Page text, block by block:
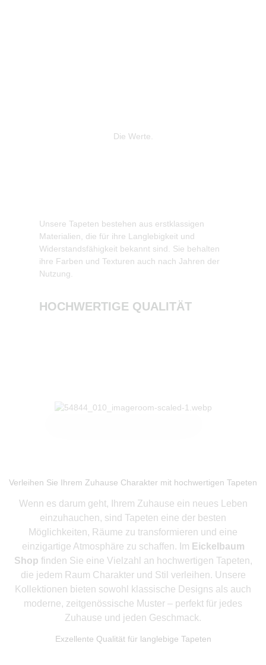
Die Werte.
Unsere Tapeten bestehen aus erstklassigen
Materialien, die für ihre Langlebigkeit und
Widerstandsfähigkeit bekannt sind. Sie behalten
ihre Farben und Texturen auch nach Jahren der
Nutzung.
HOCHWERTIGE QUALITÄT
Verleihen Sie Ihrem Zuhause Charakter mit hochwertigen Tapeten
Wenn es darum geht, Ihrem Zuhause ein neues Leben
einzuhauchen, sind Tapeten eine der besten
Möglichkeiten, Räume zu transformieren und eine
einzigartige Atmosphäre zu schaffen. Im Eickelbaum
Shop finden Sie eine Vielzahl an hochwertigen Tapeten,
die jedem Raum Charakter und Stil verleihen. Unsere
Kollektionen bieten sowohl klassische Designs als auch
moderne, zeitgenössische Muster – perfekt für jedes
Zuhause und jeden Geschmack.
Exzellente Qualität für langlebige Tapeten